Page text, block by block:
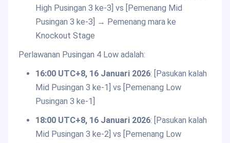
High Pusingan 3 ke-3] vs [Pemenang Mid
Pusingan 3 ke-3] → Pemenang mara ke
Knockout Stage
Perlawanan Pusingan 4 Low adalah:
16:00 UTC+8, 16 Januari 2026: [Pasukan kalah
Mid Pusingan 3 ke-1] vs [Pemenang Low
Pusingan 3 ke-1]
18:00 UTC+8, 16 Januari 2026: [Pasukan kalah
Mid Pusingan 3 ke-2] vs [Pemenang Low